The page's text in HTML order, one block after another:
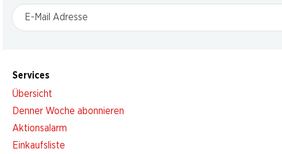
E-Mail Adresse
Services
Übersicht
Denner Woche abonnieren
Aktionsalarm
Einkaufsliste